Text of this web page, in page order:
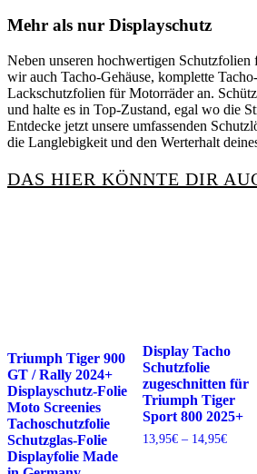
Mehr als nur Displayschutz
Neben unseren hochwertigen Schutzfolien
wir auch Tacho-Gehäuse, komplette
Lackschutzfolien für Motorräder an.
und halte es in Top-Zustand, egal wo die
Entdecke jetzt unsere umfassenden
die Langlebigkeit und den Werterhalt
DAS HIER KÖNNTE DIR
Triumph Tiger 900
GT / Rally 2024+
Displayschutz-Folie
Moto Screenies
Tachoschutzfolie
Schutzglas-Folie
Displayfolie Made
Display Tacho
Schutzfolie
zugeschnitten für
Triumph Tiger
Sport 800 2025+
13,95€ – 14,95€